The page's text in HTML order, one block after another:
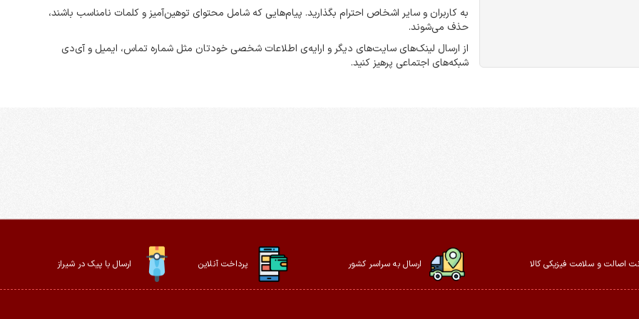
به کاربران و سایر اشخاص احترام بگذارید. پیام‌هایی که شامل محتوای توهین‌آمیز و کلمات نامناسب باشند،
حذف می‌شوند.
از ارسال لینک‌های سایت‌های دیگر و ارایه‌ی اطلاعات شخصی خودتان مثل شماره تماس، ایمیل و آی‌دی
شبکه‌های اجتماعی پرهیز کنید.
اصالت و سلامت فیزیکی کالا ارسال به سراسر کشور پرداخت آنلاین ارسال با پیک در شیراز